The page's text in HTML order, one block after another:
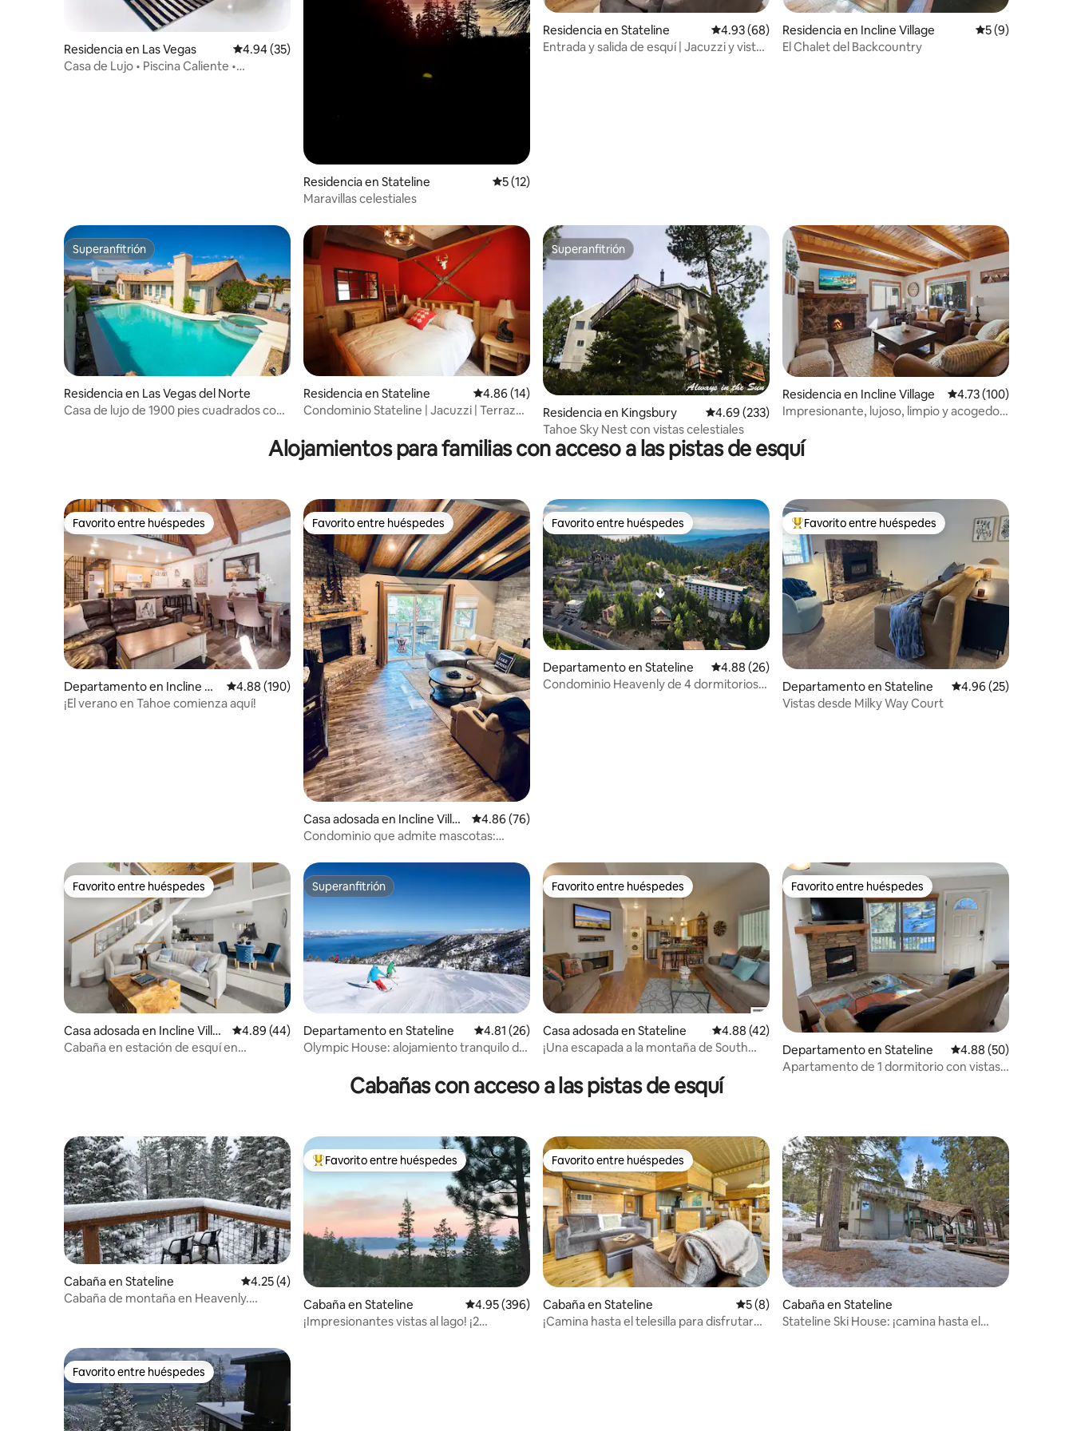
Residencia en Las Vegas Calificación promedio: 4.94 de 5; 35 evaluaciones
4.94 (35)
Casa de Lujo • Piscina Caliente •
Residencia en Stateline Calificación promedio: 5 de 5; 12 evaluaciones
5 (12)
Maravillas celestiales
Residencia en Stateline Calificación promedio: 4.93 de 5; 68 evaluaciones
4.93 (68)
Entrada y salida de esquí | Jacuzzi y vistas
Residencia en Incline Village Calificación
5 (9)
El Chalet del Backcountry
Superanfitrión
Superanfitrión
Residencia en Las Vegas del Norte
Casa de lujo de 1900 pies cuadrados con
Residencia en Stateline Calificación promedio: 4.86 de 5; 14 evaluaciones
4.86 (14)
Condominio Stateline | Jacuzzi | Terraza |
Superanfitrión
Superanfitrión
Residencia en Kingsbury Calificación promedio: 4.69 de 5; 233 evaluaciones
4.69 (233)
Tahoe Sky Nest con vistas celestiales
Residencia en Incline Village Calificación promedio:
4.73 (100)
Impresionante, lujoso, limpio y acogedor
Alojamientos para familias con acceso a las pistas de esquí
Favorito entre huéspedes
Favorito entre huéspedes
Departamento en Incline Vill
age
Calificación promedio: 4.88 de 5; 190 evaluaciones
4.88 (190)
¡El verano en Tahoe comienza aquí!
Favorito entre huéspedes
Favorito entre huéspedes
Casa adosada en Incline Villag
e
Calificación promedio: 4.86 de 5; 76 evaluaciones
4.86 (76)
Condominio que admite mascotas:
Favorito entre huéspedes
Favorito entre huéspedes
Departamento en Stateline Calificación promedio: 4.88 de 5; 26 evaluaciones
4.88 (26)
Condominio Heavenly de 4 dormitorios
De los mejores en Favorito entre huéspedes
Favorito entre huéspedes
Departamento en Stateline Calificación
4.96 (25)
Vistas desde Milky Way Court
Favorito entre huéspedes
Favorito entre huéspedes
Casa adosada en Incline Villag
e
Calificación promedio: 4.89 de 5; 44 evaluaciones
4.89 (44)
Cabaña en estación de esquí en
Superanfitrión
Superanfitrión
Departamento en Stateline Calificación promedio: 4.81 de 5; 26 evaluaciones
4.81 (26)
Olympic House: alojamiento tranquilo de
Favorito entre huéspedes
Favorito entre huéspedes
Casa adosada en Stateline Calificación promedio: 4.88 de 5; 42 evaluaciones
4.88 (42)
¡Una escapada a la montaña de South
Favorito entre huéspedes
Favorito entre huéspedes
Departamento en Stateline Calificación
4.88 (50)
Apartamento de 1 dormitorio con vistas a
Cabañas con acceso a las pistas de esquí
Cabaña en Stateline Calificación promedio: 4.25 de 5; 4 evaluaciones
4.25 (4)
Cabaña de montaña en Heavenly.
De los mejores en Favorito entre huéspedes
Favorito entre huéspedes
Cabaña en Stateline Calificación promedio: 4.95 de 5; 396 evaluaciones
4.95 (396)
¡Impresionantes vistas al lago! ¡2
Favorito entre huéspedes
Favorito entre huéspedes
Cabaña en Stateline Calificación promedio: 5 de 5; 8 evaluaciones
5 (8)
¡Camina hasta el telesilla para disfrutar
Cabaña en Stateline
Stateline Ski House: ¡camina hasta el
Favorito entre huéspedes
Favorito entre huéspedes